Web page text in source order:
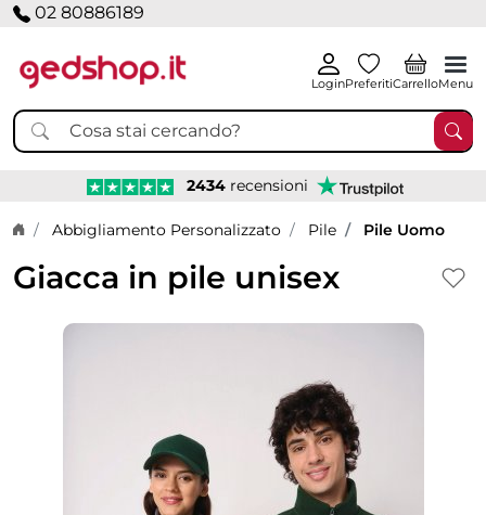
02 80886189
LoginPreferitiCarrelloMenu
2434 recensioni
Home page
Abbigliamento Personalizzato Pile Pile Uomo
Giacca in pile unisex